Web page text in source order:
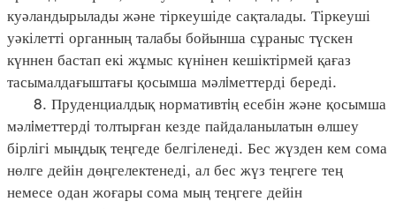
куәландырылады және тіркеушіде сақталады. Тіркеуші
уәкілетті органның талабы бойынша сұраныс түскен
күннен бастап екі жұмыс күнінен кешіктірмей қағаз
тасымалдағыштағы қосымша мәлiметтерді береді.
8. Пруденциалдық нормативтiң есебін және қосымша
мәлiметтердi толтырған кезде пайдаланылатын өлшеу
бірлігі мыңдық теңгеде белгіленеді. Бес жүзден кем сома
нөлге дейін дөңгелектенеді, ал бес жүз теңгеге тең
немесе одан жоғары сома мың теңгеге дейін